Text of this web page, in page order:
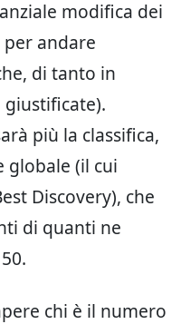
modifica dei
per andare
di tanto in
più la classifica,
globale (il cui
Discovery), che
di quanti ne
chi è il numero